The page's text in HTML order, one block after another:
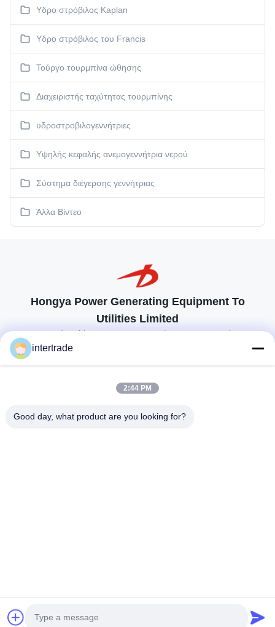
Υδρο στρόβιλος Kaplan
Υδρο στρόβιλος του Francis
Τούργο τουρμπίνα ώθησης
Διαχειριστής ταχύτητας τουρμπίνης
υδροστροβιλογεννήτριες
Υψηλής κεφαλής ανεμογεννήτρια νερού
Σύστημα διέγερσης γεννήτριας
Άλλα Βίντεο
Hongya Power Generating Equipment To
Utilities Limited
προσαρμοσμένες λύσεις για να ανταποκρίνονται στις απαιτήσεις των
86-28-37561966-8:00
Copyright © 2022-2026 Hongya Power Generating Equipment To Utilities
Limited. Όλα τα δικαιώματα διατηρούνται.
intertrade
2:44 PM
Good day, what product are you looking for?